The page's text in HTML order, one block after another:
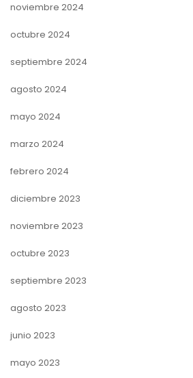
noviembre 2024
octubre 2024
septiembre 2024
agosto 2024
mayo 2024
marzo 2024
febrero 2024
diciembre 2023
noviembre 2023
octubre 2023
septiembre 2023
agosto 2023
junio 2023
mayo 2023